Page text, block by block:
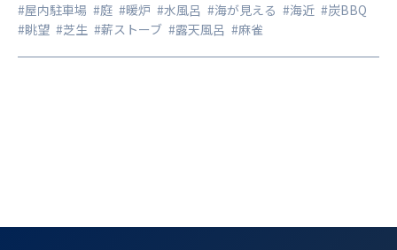
たゆったりとした時間をお過ごしください。 施設内にはキッ
チンや浴室、複数の寝室も完備。 BBQ機材や屋外スペース
#屋内駐車場 #庭 #暖炉 #水風呂 #海が見える #海近 #炭BBQ
#眺望 #芝生 #薪ストーブ #露天風呂 #麻雀